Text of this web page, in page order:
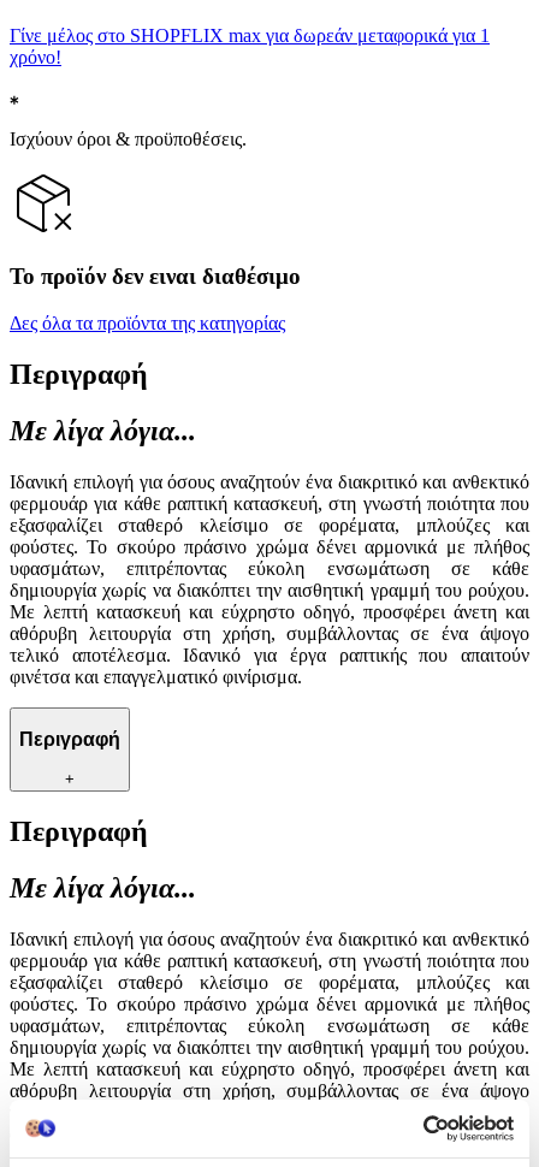
Γίνε μέλος στο SHOPFLIX max για δωρεάν μεταφορικά για 1
χρόνο!
Ισχύουν όροι & προϋποθέσεις.
Το προϊόν δεν ειναι διαθέσιμο
Δες όλα τα προϊόντα της κατηγορίας
Περιγραφή
Με λίγα λόγια...
Ιδανική επιλογή για όσους αναζητούν ένα διακριτικό και ανθεκτικό
φερμουάρ για κάθε ραπτική κατασκευή, στη γνωστή ποιότητα που
εξασφαλίζει σταθερό κλείσιμο σε φορέματα, μπλούζες και
φούστες. Το σκούρο πράσινο χρώμα δένει αρμονικά με πλήθος
υφασμάτων, επιτρέποντας εύκολη ενσωμάτωση σε κάθε
δημιουργία χωρίς να διακόπτει την αισθητική γραμμή του ρούχου.
Με λεπτή κατασκευή και εύχρηστο οδηγό, προσφέρει άνετη και
αθόρυβη λειτουργία στη χρήση, συμβάλλοντας σε ένα άψογο
τελικό αποτέλεσμα. Ιδανικό για έργα ραπτικής που απαιτούν
φινέτσα και επαγγελματικό φινίρισμα.
Περιγραφή
+
Περιγραφή
Με λίγα λόγια...
Ιδανική επιλογή για όσους αναζητούν ένα διακριτικό και ανθεκτικό
φερμουάρ για κάθε ραπτική κατασκευή, στη γνωστή ποιότητα που
εξασφαλίζει σταθερό κλείσιμο σε φορέματα, μπλούζες και
φούστες. Το σκούρο πράσινο χρώμα δένει αρμονικά με πλήθος
υφασμάτων, επιτρέποντας εύκολη ενσωμάτωση σε κάθε
δημιουργία χωρίς να διακόπτει την αισθητική γραμμή του ρούχου.
Με λεπτή κατασκευή και εύχρηστο οδηγό, προσφέρει άνετη και
αθόρυβη λειτουργία στη χρήση, συμβάλλοντας σε ένα άψογο
τελικό αποτέλεσμα. Ιδανικό για έργα ραπτικής που απαιτούν
φινέτσα και επαγγελματικό φινίρισμα.